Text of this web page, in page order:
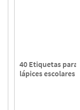
40 Etiquetas para
lápices escolares